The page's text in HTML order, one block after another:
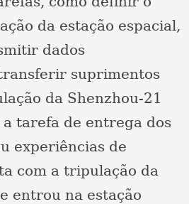
da estação espacial,
dados
suprimentos
da Shenzhou-21
tarefa de entrega dos
experiências de
com a tripulação da
entrou na estação